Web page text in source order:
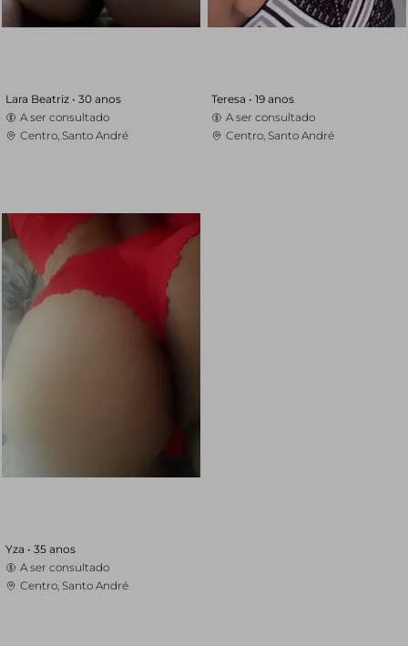
Lara Beatriz • 30 anos
A ser consultado
Centro, Santo André
Teresa • 19 anos
A ser consultado
Centro, Santo André
Yza • 35 anos
A ser consultado
Centro, Santo André